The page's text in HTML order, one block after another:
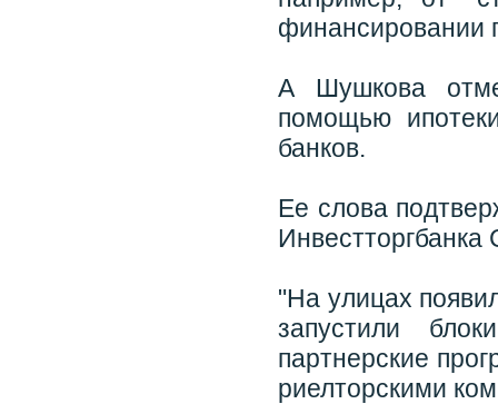
финансировании
А Шушкова
помощью
банков.
Ее слова
"На улицах
запустили
партнерские
риелторскими